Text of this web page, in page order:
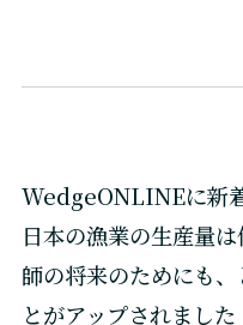
WedgeONLINEに新
日本の漁業の生産量
師の将来のためにも
とがアップされました